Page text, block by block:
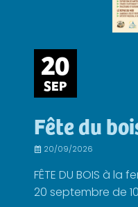
20
SEP
Fête du
20/09/2026
FÊTE DU BOIS à
20 septembre de